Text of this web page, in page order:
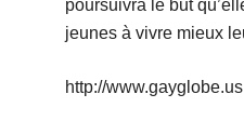
poursuivra le but
jeunes à vivre mieux
http://www.gayglobe.us